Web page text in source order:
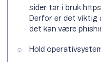
sider tar i bruk
Derfor er det viktig
det kan være
Hold